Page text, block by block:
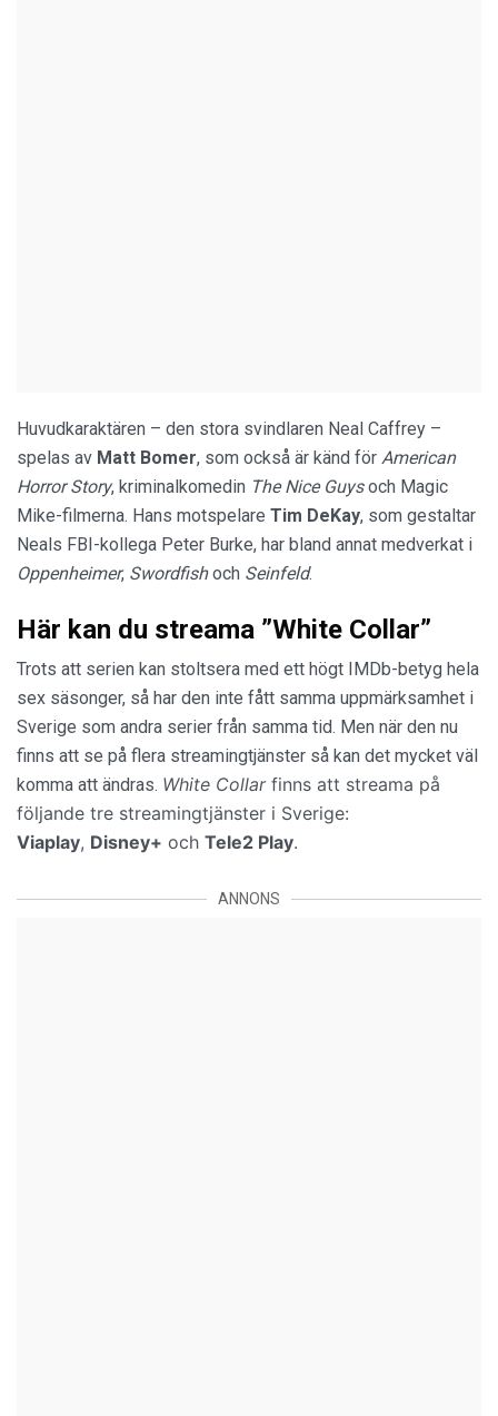
Huvudkaraktären – den stora svindlaren Neal Caffrey –
spelas av Matt Bomer, som också är känd för American
Horror Story, kriminalkomedin The Nice Guysoch Magic
Mike-filmerna. Hans motspelare Tim DeKay, som gestaltar
Neals FBI-kollega Peter Burke, har bland annat medverkat i
Oppenheimer, Swordfish och Seinfeld.
Här kan du streama ”White Collar”
Trots att serien kan stoltsera med ett högt IMDb-betyg hela
sex säsonger, så har den inte fått samma uppmärksamhet i
Sverige som andra serier från samma tid. Men när den nu
finns att se på flera streamingtjänster så kan det mycket väl
komma att ändras. White Collarfinns att streama på
följande tre streamingtjänster i Sverige:
Viaplay, Disney+ och Tele2 Play.
ANNONS